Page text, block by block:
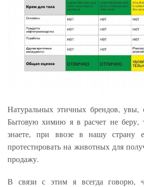
Натуральных этичных брендов, увы,
Бытовую химию я в расчет не беру,
знаете, при ввозе в нашу страну
протестировать на животных для
продажу.
В связи с этим я всегда говорю,